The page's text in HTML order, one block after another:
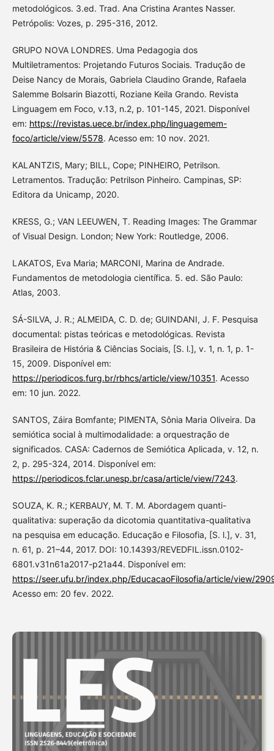
metodológicos. 3.ed. Trad. Ana Cristina Arantes Nasser.
Petrópolis: Vozes, p. 295-316, 2012.
GRUPO NOVA LONDRES. Uma Pedagogia dos
Multiletramentos: Projetando Futuros Sociais. Tradução de
Deise Nancy de Morais, Gabriela Claudino Grande, Rafaela
Salemme Bolsarin Biazotti, Roziane Keila Grando. Revista
Linguagem em Foco, v.13, n.2, p. 101-145, 2021. Disponível
em: https://revistas.uece.br/index.php/linguagemem-
foco/article/view/5578. Acesso em: 10 nov. 2021.
KALANTZIS, Mary; BILL, Cope; PINHEIRO, Petrilson.
Letramentos. Tradução: Petrilson Pinheiro. Campinas, SP:
Editora da Unicamp, 2020.
KRESS, G.; VAN LEEUWEN, T. Reading Images: The Grammar
of Visual Design. London; New York: Routledge, 2006.
LAKATOS, Eva Maria; MARCONI, Marina de Andrade.
Fundamentos de metodologia científica. 5. ed. São Paulo:
Atlas, 2003.
SÁ-SILVA, J. R.; ALMEIDA, C. D. de; GUINDANI, J. F. Pesquisa
documental: pistas teóricas e metodológicas. Revista
Brasileira de História & Ciências Sociais, [S. l.], v. 1, n. 1, p. 1-
15, 2009. Disponível em:
https://periodicos.furg.br/rbhcs/article/view/10351. Acesso
em: 10 jun. 2022.
SANTOS, Záira Bomfante; PIMENTA, Sônia Maria Oliveira. Da
semiótica social à multimodalidade: a orquestração de
significados. CASA: Cadernos de Semiótica Aplicada, v. 12, n.
2, p. 295-324, 2014. Disponível em:
https://periodicos.fclar.unesp.br/casa/article/view/7243.
SOUZA, K. R.; KERBAUY, M. T. M. Abordagem quanti-
qualitativa: superação da dicotomia quantitativa-qualitativa
na pesquisa em educação. Educação e Filosofia, [S. l.], v. 31,
n. 61, p. 21–44, 2017. DOI: 10.14393/REVEDFIL.issn.0102-
6801.v31n61a2017-p21a44. Disponível em:
https://seer.ufu.br/index.php/EducacaoFilosofia/article/view/
Acesso em: 20 fev. 2022.